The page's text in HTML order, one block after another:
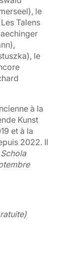
le
Talens
le
à la
Kunst
et à la
2022. Il
Schola